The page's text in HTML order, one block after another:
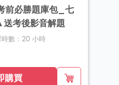
前必勝題庫包_七
考後影音解題
數： 20 小時
購買